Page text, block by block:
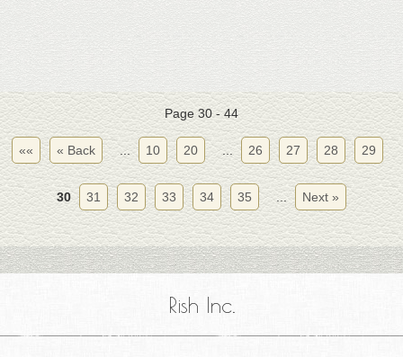
Page 30 - 44
«« « Back ... 10 20 ... 26 27 28 29
30 31 32 33 34 35 ... Next »
Rish Inc.